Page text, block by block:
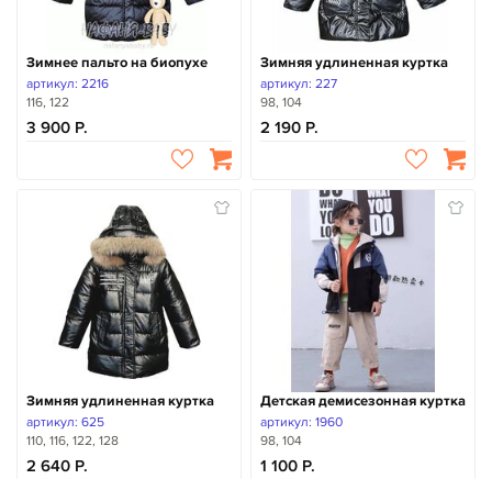
Зимнее пальто на биопухе
артикул: 2216
116, 122
3 900
Зимняя удлиненная куртка
артикул: 227
98, 104
2 190
Зимняя удлиненная куртка
артикул: 625
110, 116, 122, 128
2 640
Детская демисезонная куртка
артикул: 1960
98, 104
1 100